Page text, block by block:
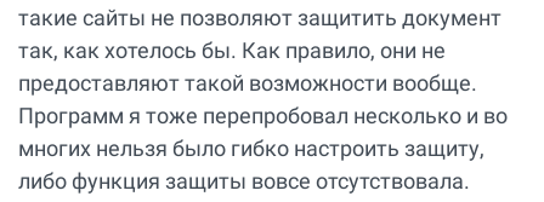
такие сайты не позволяют защитить документ
так, как хотелось бы. Как правило, они не
предоставляют такой возможности вообще.
Программ я тоже перепробовал несколько и во
многих нельзя было гибко настроить защиту,
либо функция защиты вовсе отсутствовала.